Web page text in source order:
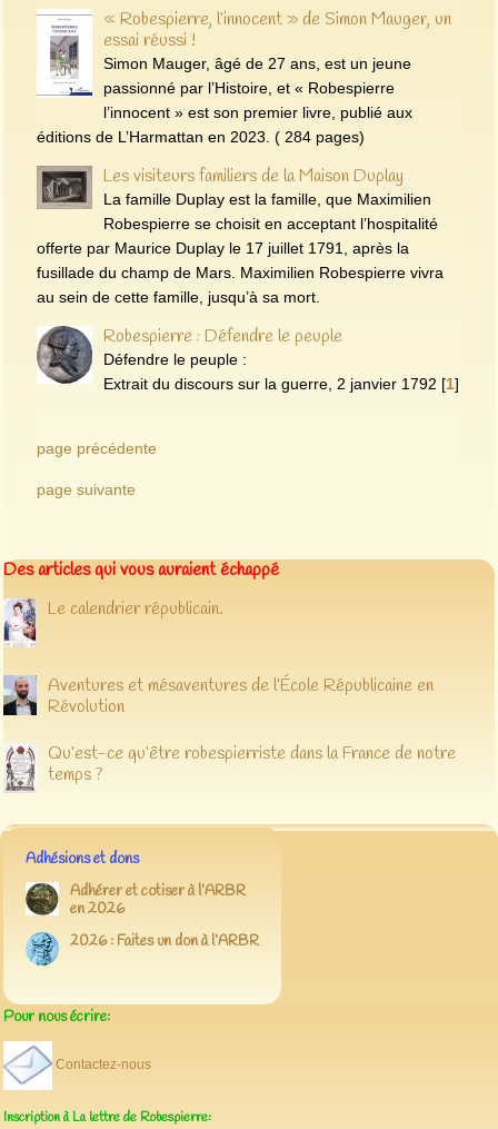
« Robespierre, l’innocent » de Simon Mauger, un
essai réussi !
Simon Mauger, âgé de 27 ans, est un jeune
passionné par l’Histoire, et « Robespierre
l’innocent » est son premier livre, publié aux
éditions de L’Harmattan en 2023. ( 284 pages)
Les visiteurs familiers de la Maison Duplay
La famille Duplay est la famille, que Maximilien
Robespierre se choisit en acceptant l’hospitalité
offerte par Maurice Duplay le 17 juillet 1791, après la
fusillade du champ de Mars. Maximilien Robespierre vivra
au sein de cette famille, jusqu’à sa mort.
Robespierre : Défendre le peuple
Défendre le peuple :
Extrait du discours sur la guerre, 2 janvier 1792 [1]
page précédente
page suivante
Des articles qui vous auraient échappé
Le calendrier républicain.
Aventures et mésaventures de l’École Républicaine en
Révolution
Qu’est-ce qu’être robespierriste dans la France de notre
temps ?
Adhésions et dons
Adhérer et cotiser à l’ARBR
en 2026
2026 : Faites un don à l’ARBR
Pour nous écrire:
Contactez-nous
Inscription à La lettre de Robespierre: